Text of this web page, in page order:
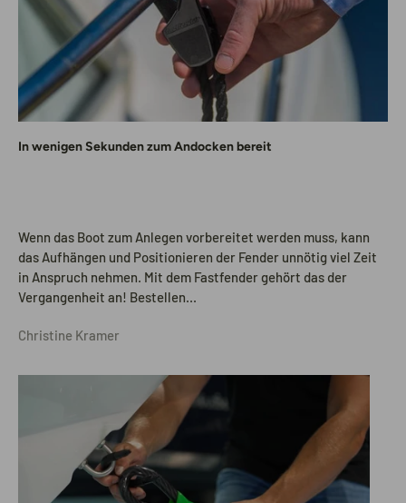
In wenigen Sekunden zum Andocken bereit
Wenn das Boot zum Anlegen vorbereitet werden muss, kann
das Aufhängen und Positionieren der Fender unnötig viel Zeit
in Anspruch nehmen. Mit dem Fastfender gehört das der
Vergangenheit an! Bestellen...
Christine Kramer